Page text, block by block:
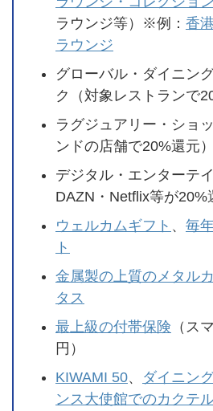
ラウンジ等）※例： 香
ラウンジ
グローバル・ダイニン
ク（対象レストランで
ラグジュアリー・ショ
ンドの店舗で20%還元）
デジタル・エンターテ
DAZN・Netflix等が20%
ウェルカムギフト 、 毎
ト
金属製の上質のメタル
タス
最上級の付帯保険 （ス
円）
KIWAMI 50、 ダイニン
ンス大使館でのカクテ